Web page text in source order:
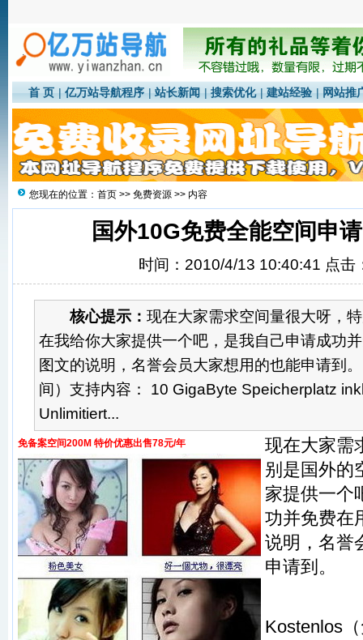
首 页 |亿万站导航程序 |站长新闻 |搜索优化 |建站经验 |网站推
您现在的位置： 首页 >> 免费资源 >> 内容
国外10G免费全能空间申
时间：2010/4/13 10:40:41 点击
核心提示： 现在大家需求空间量很大呀，
在我给你大家提供一个吧，是我自己申请成功
图文的说明，名誉会员大家想用的也能申请到
间）支持内容： 10 GigaByte Speicherplatz
Unlimitiert...
免备案空间200M 特价优惠出售78元/年
现在大家需
别是国外的
家提供一个
功并免费在
说明，名誉
申请到。
Kostenlos